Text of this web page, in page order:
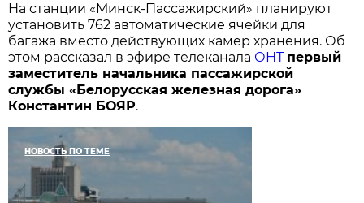
На станции «Минск-Пассажирский» планируют
установить 762 автоматические ячейки для
багажа вместо действующих камер хранения. Об
этом рассказал в эфире телеканала ОНТ первый
заместитель начальника пассажирской
службы «Белорусская железная дорога»
Константин БОЯР.
НОВОСТЬ ПО ТЕМЕ